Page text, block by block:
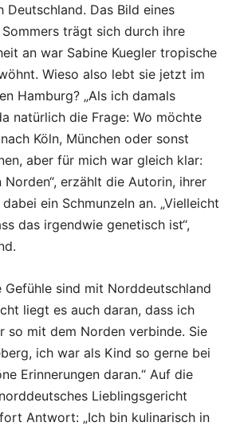
Deutschland. Das Bild eines
trägt sich durch ihre
an war Sabine Kuegler tropische
Wieso also lebt sie jetzt im
Hamburg? „Als ich damals
natürlich die Frage: Wo möchte
Köln, München oder sonst
aber für mich war gleich klar:
Norden“, erzählt die Autorin, ihrer
ein Schmunzeln an. „Vielleicht
das irgendwie genetisch ist“,
Gefühle sind mit Norddeutschland
liegt es auch daran, dass ich
so mit dem Norden verbinde. Sie
ich war als Kind so gerne bei
Erinnerungen daran.“ Auf die
Lieblingsgericht
Antwort: „Ich bin kulinarisch in